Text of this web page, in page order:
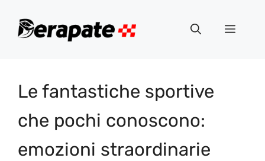
Menu
Le fantastiche sportive
che pochi conoscono:
emozioni straordinarie